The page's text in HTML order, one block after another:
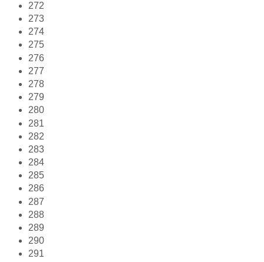
272
273
274
275
276
277
278
279
280
281
282
283
284
285
286
287
288
289
290
291